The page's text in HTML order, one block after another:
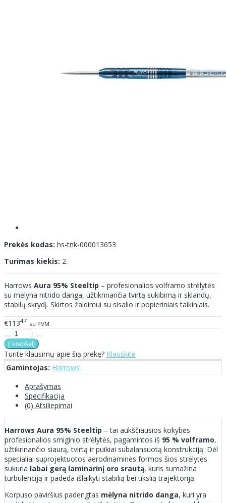
Prekės kodas: hs-tnk-000013653
Turimas kiekis: 2
Harrows Aura 95% Steeltip – profesionalios volframo strėlytės
su mėlyna nitrido danga, užtikrinančia tvirtą sukibimą ir sklandų,
stabilų skrydį. Skirtos žaidimui su sisalio ir popieriniais taikiniais.
€11347 su PVM
Turite klausimų apie šią prekę? Klauskite
Gamintojas: Harrows
Aprašymas
Specifikacija
(0) Atsiliepimai
Harrows Aura 95% Steeltip – tai aukščiausios kokybės
profesionalios smiginio strėlytės, pagamintos iš 95 % volframo,
užtikrinančio siaurą, tvirtą ir puikiai subalansuotą konstrukciją. Dėl
specialiai suprojektuotos aerodinaminės formos šios strėlytės
sukuria labai gerą laminarinį oro srautą, kuris sumažina
turbulenciją ir padeda išlaikyti stabilią bei tikslią trajektoriją.
Korpuso paviršius padengtas mėlyna nitrido danga, kuri yra